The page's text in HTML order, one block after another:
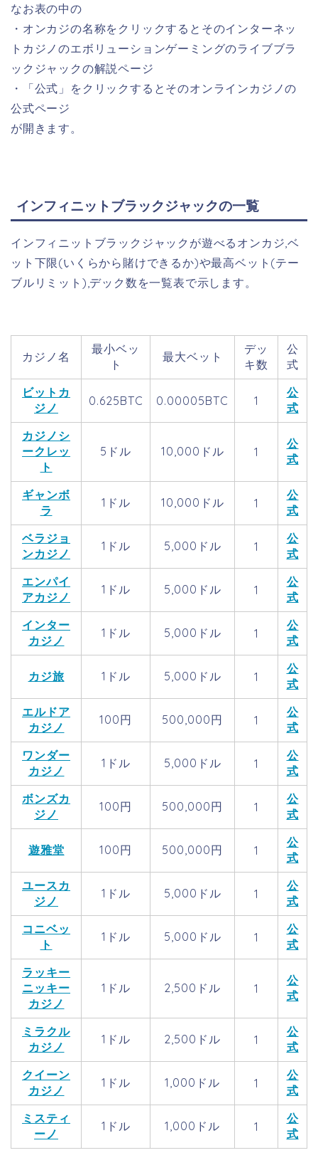
なお表の中の
・オンカジの名称をクリックするとそのインターネッ
トカジノのエボリューションゲーミングのライブブラ
ックジャックの解説ページ
・「公式」をクリックするとそのオンラインカジノの
公式ページ
が開きます。
インフィニットブラックジャックの一覧
インフィニットブラックジャックが遊べるオンカジ,ベ
ット下限(いくらから賭けできるか)や最高ベット(テー
ブルリミット),デック数を一覧表で示します。
カジノ名
最小ベッ
ト
最大ベット
デッ
キ数
公
式
ビットカ
ジノ
0.625BTC 0.00005BTC 1
公
式
カジノシ
ークレッ
ト
5ドル 10,000ドル 1
公
式
ギャンボ
ラ
1ドル 10,000ドル 1
公
式
ベラジョ
ンカジノ
1ドル 5,000ドル 1
公
式
エンパイ
アカジノ
1ドル 5,000ドル 1
公
式
インター
カジノ
1ドル 5,000ドル 1
公
式
カジ旅 1ドル 5,000ドル 1
公
式
エルドア
カジノ
100円 500,000円 1
公
式
ワンダー
カジノ
1ドル 5,000ドル 1
公
式
ボンズカ
ジノ
100円 500,000円 1
公
式
遊雅堂 100円 500,000円 1
公
式
ユースカ
ジノ
1ドル 5,000ドル 1
公
式
コニベッ
ト
1ドル 5,000ドル 1
公
式
ラッキー
ニッキー
カジノ
1ドル 2,500ドル 1
公
式
ミラクル
カジノ
1ドル 2,500ドル 1
公
式
クイーン
カジノ
1ドル 1,000ドル 1
公
式
ミスティ
ーノ
1ドル 1,000ドル 1
公
式